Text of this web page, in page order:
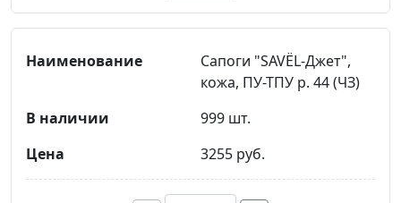
Сапоги "SAVЁL-Джет",
кожа, ПУ-ТПУ р. 44 (ЧЗ)
999 шт.
3255 руб.